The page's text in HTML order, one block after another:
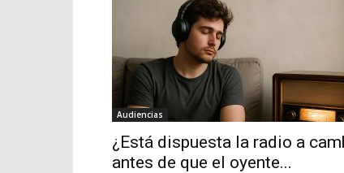
Audiencias
¿Está dispuesta la radio a
antes de que el oyente...